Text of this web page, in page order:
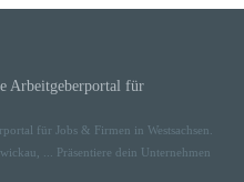
für Jobs & Firmen in Westsachsen.
... Präsentiere dein Unternehmen